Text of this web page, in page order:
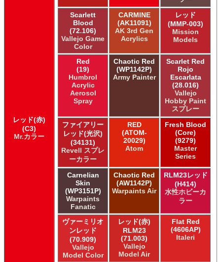
Acrylicos Vallejo Vallejo Model Color
Acrylicos Vallejo Vallejo Panzer Aces
Acrylicos Vallejo Vallejo Pigment FX
Acrylicos Vallejo Vallejo Premium カラー
Acrylicos Vallejo Vallejo Wash FX
Acrylicos Vallejo Vallejo Weathering FX
Acrylicos Vallejo Vallejo Xpress カラー
E7 Paints E7 Paints
E7 Paints Humbrol Acrylic Aerosol Spray
Games Workshop Limited Citadel Air
Games Workshop Limited Citadelカラー
Games Workshop Limited 先Citadel カラー
HATAKA HOBBY Hataka
Humbrol - Hornby Hobbies Humbrol Acrylic
Humbrol of Hornby Hobbies Humbrol Enamel
ICM ICM Paints
Lifecolor Lifecolor
Meng Meng Color
Mig Jimenez Ammo Acrylics
Mig Jimenez Atom
Mission Models Mission Models
Mr. Paint MRP Mr Paint Products
Repear Miniatures Master Series
Revell of Germany Revell Aqua Color Acrylic
レッド(赤)
(C3)
Mr.カラー
Scarlett
Blood
(72.106)
Vallejo Game
Color
CARMINE
(AK11091)
AK 3rd Gen
Acrylics
レッド
(MMP-003)
Mission
Models
Red
(19)
Humbrol
Acrylic
Aerosol
Spray
Chaotic Red
(WP1142P)
Army Painter
Scarlet Red
Rojo
Escarlata
(28.016)
Vallejo
Hobby Paint
スプレー
ファイアリー
レッド(光沢)
(34131)
Revell スプレ
ーカラー
RED
(ATOM-
20029)
Atom
Fresh Blood
(Core)
(9279)
Master
Series
Carnelian
Skin
(WP3151P)
Warpaints
Fanatic
Chaotic Red
(AW1142P)
Warpaints Air
RLM23レッド
(H414)
水性ホビーカ
ラー
ヴァーミリオ
ンレッド
(70.909)
Vallejo
Model Color
レッド(赤)
RLM23
(71.003)
Vallejo
Model Air
Flat Red
(4606AP)
Italeri